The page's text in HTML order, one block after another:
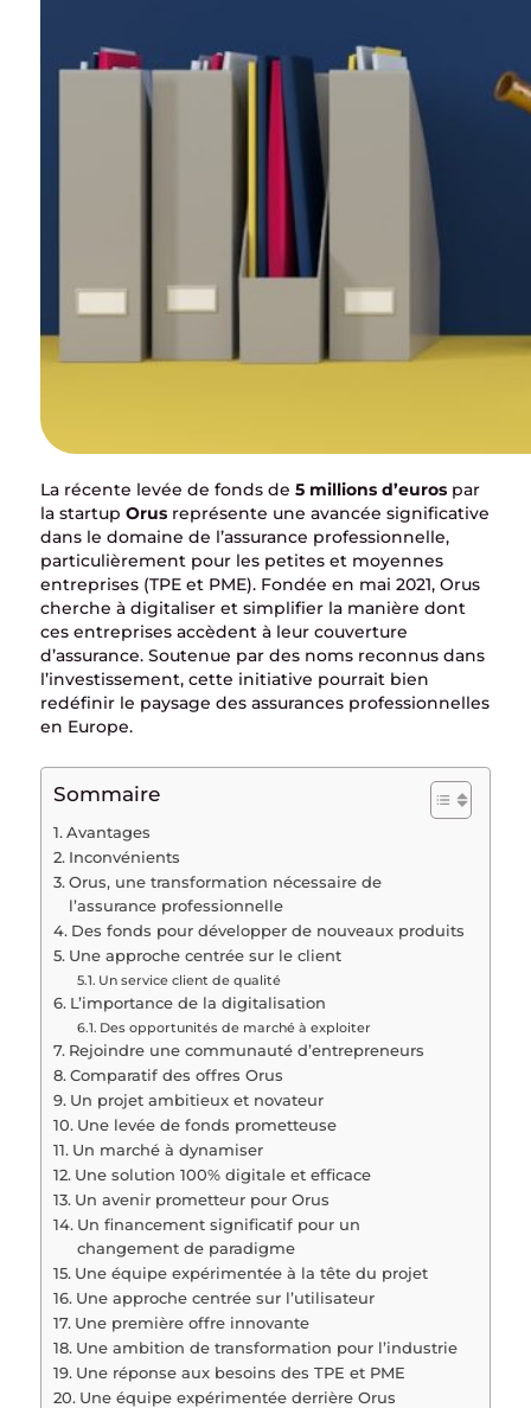
La récente levée de fonds de 5 millions d’euros par
la startup Orus représente une avancée significative
dans le domaine de l’assurance professionnelle,
particulièrement pour les petites et moyennes
entreprises (TPE et PME). Fondée en mai 2021, Orus
cherche à digitaliser et simplifier la manière dont
ces entreprises accèdent à leur couverture
d’assurance. Soutenue par des noms reconnus dans
l’investissement, cette initiative pourrait bien
redéfinir le paysage des assurances professionnelles
en Europe.
Sommaire
Avantages
Inconvénients
Orus, une transformation nécessaire de
l’assurance professionnelle
Des fonds pour développer de nouveaux produits
Une approche centrée sur le client
Un service client de qualité
L’importance de la digitalisation
Des opportunités de marché à exploiter
Rejoindre une communauté d’entrepreneurs
Comparatif des offres Orus
Un projet ambitieux et novateur
Une levée de fonds prometteuse
Un marché à dynamiser
Une solution 100% digitale et efficace
Un avenir prometteur pour Orus
Un financement significatif pour un
changement de paradigme
Une équipe expérimentée à la tête du projet
Une approche centrée sur l’utilisateur
Une première offre innovante
Une ambition de transformation pour l’industrie
Une réponse aux besoins des TPE et PME
Une équipe expérimentée derrière Orus